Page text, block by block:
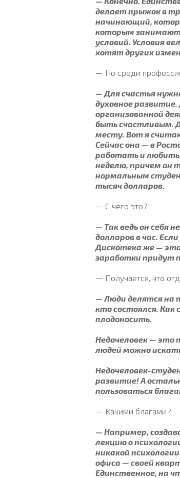
делает прыжок в
начинающий,
которым
условий. Условия
хотят других
— Но среди
— Для счастья
духовное
организованной
быть счастливым.
месту. Вот я
Сейчас она — в
работать и
неделю, причем он
нормальным
тысяч долларов.
— С чего это?
— Так ведь он себя
долларов в час.
Дискотека же —
заработки придут
— Получается, что
— Люди делятся на
кто состоялся. Как
плодоносить.
Недочеловек — это
людей можно
Недочеловек-
развитие! А
пользоваться
— Какими благами?
— Например,
лекцию о
никакой
офиса — своей
Единственное, на